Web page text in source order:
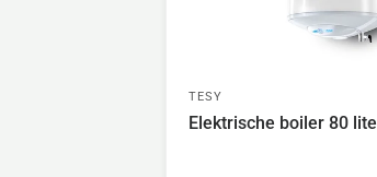
TESY
Elektrische boiler 80